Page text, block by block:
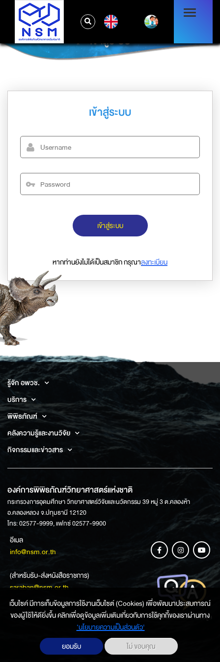
เข้าสู่ระบบ
เข้าสู่ระบบ
เข้าสู่ระบบ
หากท่านยังไม่ได้เป็นสมาชิก กรุณาลงทะเบียน
รู้จัก อพวช.
บริการ
พิพิธภัณฑ์
คลังความรู้และงานวิจัย
กิจกรรมและข่าวสาร
องค์การพิพิธภัณฑ์วิทยาศาสตร์แห่งชาติ
กระทรวงการอุดมศึกษา วิทยาศาสตร์วิจัยและนวัตกรรม 39 หมู่ 3 ต.คลองห้า
อ.คลองหลวง จ.ปทุมธานี 12120
โทร: 02577-9999, แฟกซ์ 02577-9900
อีเมล
info@nsm.or.th
(สำหรับรับ-ส่งหนังสือราชการ)
saraban@nsm.or.th
ช่องทางการสอบถามข้อมูล
เว็บไซค์ มีการเก็บข้อมูลการใช้งานเว็บไซต์ (Cookies) เพื่อพัฒนาประสบการณ์
ของผู้ใช้ให้ดียิ่งขึ้น คลิกเพื่อดูข้อมูลเพิ่มเติมเกี่ยวกับการใช้คุกกี้ของเราผ่านทาง
‘นโยบายความเป็นส่วนตัว'
ยอมรับ
ไม่ ขอบคุณ